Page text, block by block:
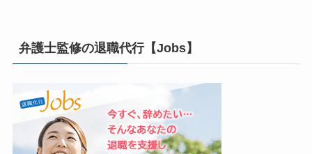
弁護士監修の退職代行【Jobs】